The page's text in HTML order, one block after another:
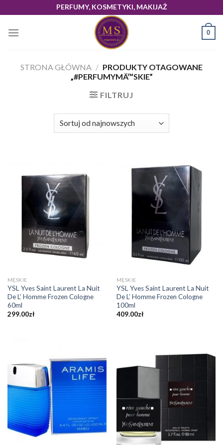
to
content
PERFUMY, KOSMETYKI, MAKIJAŻ
0
STRONA GŁÓWNA / PRODUKTY OTAGOWANE
„#PERFUMYMÄ™SKIE”
FILTRUJ
MĘSKIE
YSL Yves Saint Laurent La Nuit
De L’ Homme Frozen Cologne
60ml
299.00zł
MĘSKIE
YSL Yves Saint Laurent La Nuit
De L’ Homme Frozen Cologne
100ml
409.00zł